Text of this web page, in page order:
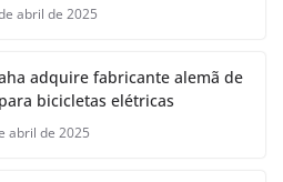
abril de 2025
adquire fabricante alemã de
bicicletas elétricas
abril de 2025